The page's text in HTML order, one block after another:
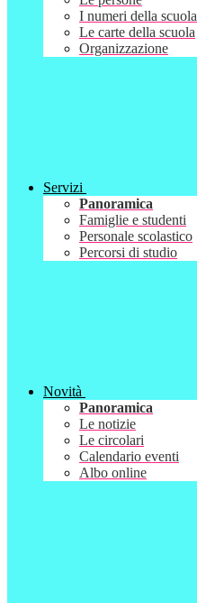
I numeri della scuola
Le carte della scuola
Organizzazione
Servizi
Panoramica
Famiglie e studenti
Personale scolastico
Percorsi di studio
Novità
Panoramica
Le notizie
Le circolari
Calendario eventi
Albo online